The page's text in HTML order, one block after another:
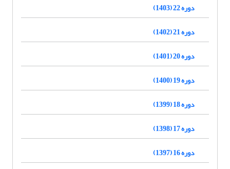
دوره 22 (1403)
دوره 21 (1402)
دوره 20 (1401)
دوره 19 (1400)
دوره 18 (1399)
دوره 17 (1398)
دوره 16 (1397)